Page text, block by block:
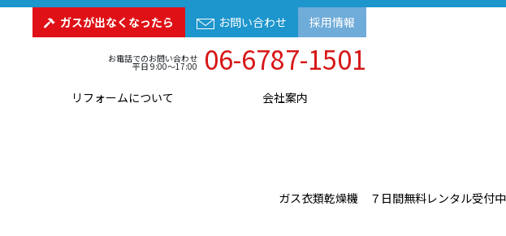
ガスが出なくなったら お問い合わせ 採用情報
お電話でのお問い合わせ
平日 9:00～17:00 06-6787-1501
リフォームについて 会社案内
ガス衣類乾燥機 ７日間無料レンタル受付中